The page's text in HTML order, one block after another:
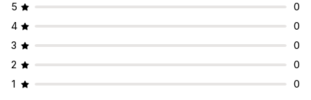
5
0
4
0
3
0
2
0
1
0